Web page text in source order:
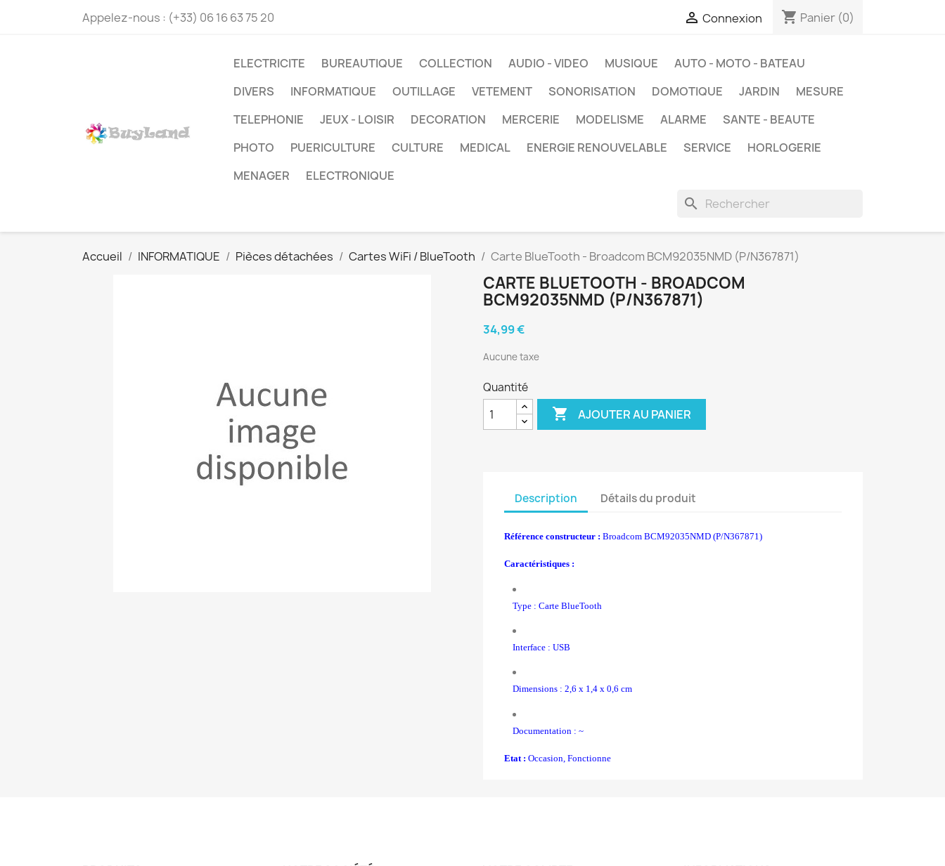
Appelez-nous : (+33) 06 16 63 75 20  Connexion shopping_cart Panier (0)
ELECTRICITE BUREAUTIQUE COLLECTION AUDIO - VIDEO MUSIQUE
AUTO - MOTO - BATEAU
DIVERS
INFORMATIQUE OUTILLAGE VETEMENT SONORISATION DOMOTIQUE JARDIN
MESURE
TELEPHONIE
JEUX - LOISIR DECORATION MERCERIE MODELISME ALARME
SANTE - BEAUTE
PHOTO
PUERICULTURE CULTURE MEDICAL ENERGIE RENOUVELABLE SERVICE
HORLOGERIE
MENAGER
ELECTRONIQUE
search
Accueil INFORMATIQUE Pièces détachées Cartes WiFi / BlueTooth Carte BlueTooth - Broadcom BCM92035NMD (P/N367871)
CARTE BLUETOOTH - BROADCOM
BCM92035NMD (P/N367871)
34,99 €
Aucune taxe
Quantité
 AJOUTER AU PANIER
Description Détails du produit
Référence constructeur : Broadcom BCM92035NMD (P/N367871)
Caractéristiques :
Type : Carte BlueTooth
Interface : USB
Dimensions : 2,6 x 1,4 x 0,6 cm
Documentation : ~
Etat : Occasion, Fonctionne